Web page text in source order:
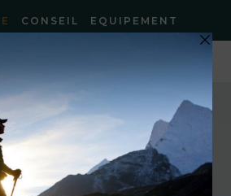
CONSEIL EQUIPEMENT
» pour Bruno.